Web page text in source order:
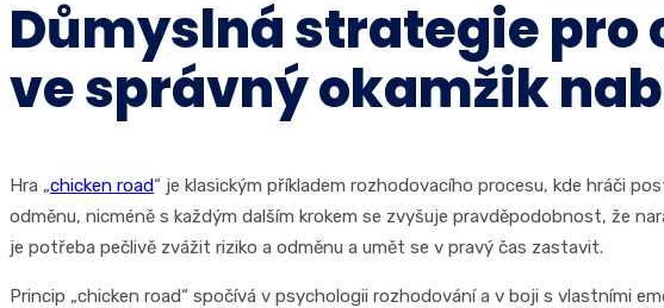
Důmyslná strategie pro
ve správný okamžik
Hra „chicken road“ je klasickým příkladem rozhodovacího procesu, kde hráči
odměnu, nicméně s každým dalším krokem se zvyšuje pravděpodobnost, že
je potřeba pečlivě zvážit riziko a odměnu a umět se v pravý čas zastavit.
Princip „chicken road“ spočívá v psychologii rozhodování a v boji s vlastními